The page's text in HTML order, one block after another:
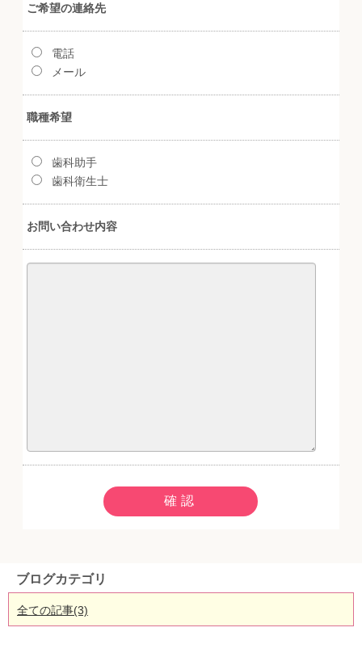
ご希望の連絡先
電話
メール
職種希望
歯科助手
歯科衛生士
お問い合わせ内容
ブログカテゴリ
全ての記事(3)